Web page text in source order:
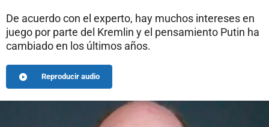
De acuerdo con el experto, hay muchos intereses en
juego por parte del Kremlin y el pensamiento Putin ha
cambiado en los últimos años.
Reproducir audio